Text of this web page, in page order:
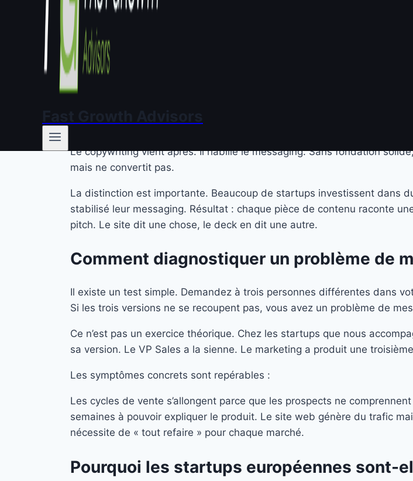
Quand un prospect visite votre site, il passe en moyenne 7 secondes à
corporate — 7 secondes pour comprendre ce que vous faites, pour qui,
échouent à ce test élémentaire.
Qu’est-ce que le messaging B2B et en
argumentative qui sous-tend toute votre communication : ce que vous
Le copywriting vient après. Il habille le messaging. Sans fondation
mais ne convertit pas.
La distinction est importante. Beaucoup de startups investissent
stabilisé leur messaging. Résultat : chaque pièce de contenu raconte
pitch. Le site dit une chose, le deck en dit une autre.
Comment diagnostiquer un problème de
Il existe un test simple. Demandez à trois personnes différentes dans
Si les trois versions ne se recoupent pas, vous avez un problème de
Ce n’est pas un exercice théorique. Chez les startups que nous
sa version. Le VP Sales a la sienne. Le marketing a produit une
Les symptômes concrets sont repérables :
Les cycles de vente s’allongent parce que les prospects ne
semaines à pouvoir expliquer le produit. Le site web génère du trafic
nécessite de « tout refaire » pour chaque marché.
Pourquoi les startups européennes sont-